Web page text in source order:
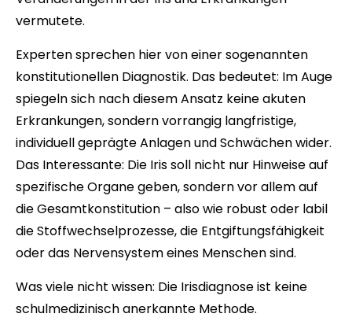
vermutete.
Experten sprechen hier von einer sogenannten
konstitutionellen Diagnostik. Das bedeutet: Im Auge
spiegeln sich nach diesem Ansatz keine akuten
Erkrankungen, sondern vorrangig langfristige,
individuell geprägte Anlagen und Schwächen wider.
Das Interessante: Die Iris soll nicht nur Hinweise auf
spezifische Organe geben, sondern vor allem auf
die Gesamtkonstitution – also wie robust oder labil
die Stoffwechselprozesse, die Entgiftungsfähigkeit
oder das Nervensystem eines Menschen sind.
Was viele nicht wissen: Die Irisdiagnose ist keine
schulmedizinisch anerkannte Methode.